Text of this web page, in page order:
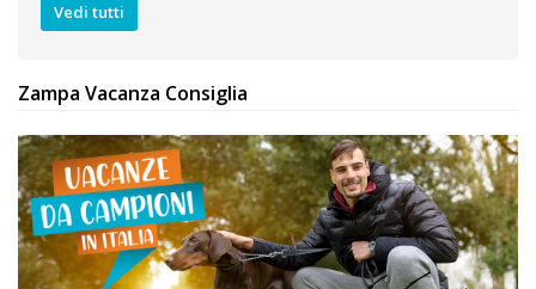
Vedi tutti
Zampa Vacanza Consiglia